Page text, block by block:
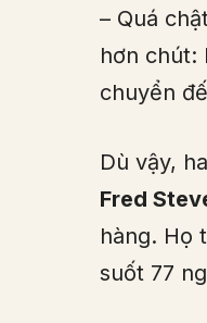
– Quá
hơn chút:
chuyển
Dù vậy,
Fred
hàng. Họ
suốt 77